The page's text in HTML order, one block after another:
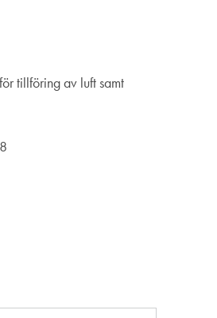
tillföring av luft samt